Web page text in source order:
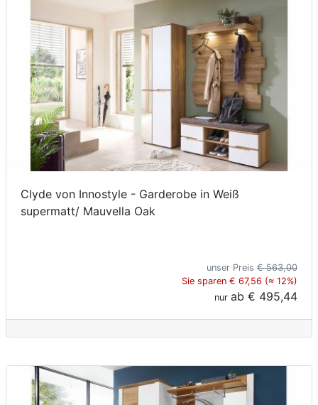
Clyde von Innostyle - Garderobe in Weiß
supermatt/ Mauvella Oak
unser Preis € 563,00
Sie sparen € 67,56 (≈ 12%)
nur ab € 495,44